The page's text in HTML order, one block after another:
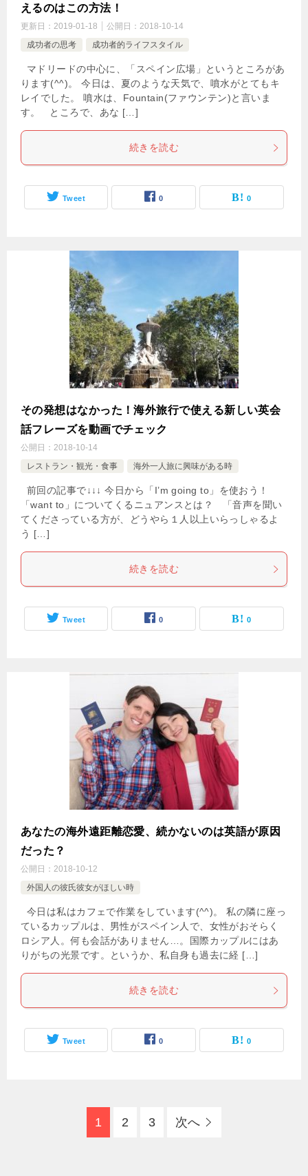
えるのはこの方法！
更新日： 2019-01-18 公開日： 2018-10-14
成功者の思考
成功者的ライフスタイル
マドリードの中心に、「スペイン広場」というところがあ
ります(^^)。 今日は、夏のような天気で、噴水がとてもキ
レイでした。 噴水は、Fountain(ファウンテン)と言いま
す。 ところで、あな […]
続きを読む
Tweet 0 0
その発想はなかった！海外旅行で使える新しい英会
話フレーズを動画でチェック
公開日： 2018-10-14
レストラン・観光・食事
海外一人旅に興味がある時
前回の記事で↓↓↓ 今日から「I’m going to」を使おう！
「want to」についてくるニュアンスとは？ 「音声を聞い
てくださっている方が、どうやら１人以上いらっしゃるよ
う […]
続きを読む
Tweet 0 0
あなたの海外遠距離恋愛、続かないのは英語が原因
だった？
公開日： 2018-10-12
外国人の彼氏彼女がほしい時
今日は私はカフェで作業をしています(^^)。 私の隣に座っ
ているカップルは、男性がスペイン人で、女性がおそらく
ロシア人。何も会話がありません…。国際カップルにはあ
りがちの光景です。というか、私自身も過去に経 […]
続きを読む
Tweet 0 0
1 2 3 次へ